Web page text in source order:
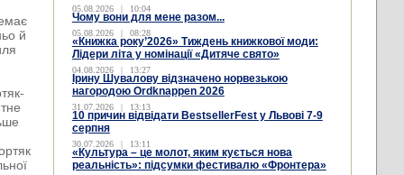
й
05.08.2026 | 10:04
Чому вони для мене разом...
05.08.2026 | 08:28
«Книжка року’2026» Тиждень книжкової моди:
Лідери літа у номінації «Дитяче свято»
04.08.2026 | 13:27
Ірину Шувалову відзначено норвезькою
нагородою Ordknappen 2026
31.07.2026 | 13:13
10 причин відвідати BestsellerFest у Львові 7-9
серпня
30.07.2026 | 13:11
«Культура – це молот, яким кується нова
реальність»: підсумки фестивалю «Фронтера»